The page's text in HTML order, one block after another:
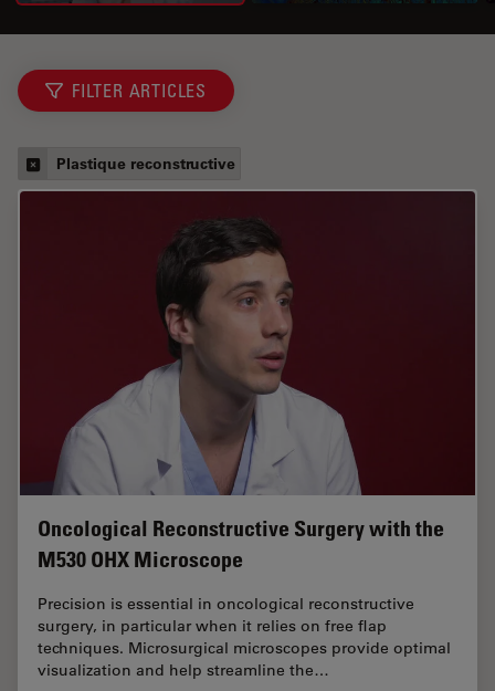
FILTER ARTICLES
Plastique reconstructive
Oncological Reconstructive Surgery with the
M530 OHX Microscope
Precision is essential in oncological reconstructive
surgery, in particular when it relies on free flap
techniques. Microsurgical microscopes provide optimal
visualization and help streamline the…